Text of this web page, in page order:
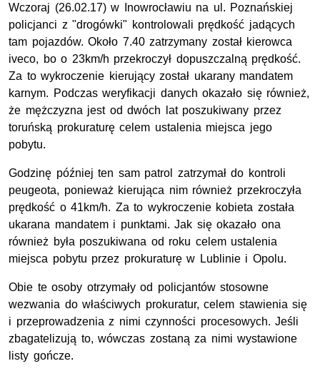
Wczoraj (26.02.17) w Inowrocławiu na ul. Poznańskiej
policjanci z "drogówki" kontrolowali prędkość jadących
tam pojazdów. Około 7.40 zatrzymany został kierowca
iveco, bo o 23km/h przekroczył dopuszczalną prędkość.
Za to wykroczenie kierujący został ukarany mandatem
karnym. Podczas weryfikacji danych okazało się również,
że mężczyzna jest od dwóch lat poszukiwany przez
toruńską prokuraturę celem ustalenia miejsca jego
pobytu.
Godzinę później ten sam patrol zatrzymał do kontroli
peugeota, ponieważ kierująca nim również przekroczyła
prędkość o 41km/h. Za to wykroczenie kobieta została
ukarana mandatem i punktami. Jak się okazało ona
również była poszukiwana od roku celem ustalenia
miejsca pobytu przez prokuraturę w Lublinie i Opolu.
Obie te osoby otrzymały od policjantów stosowne
wezwania do właściwych prokuratur, celem stawienia się
i przeprowadzenia z nimi czynności procesowych. Jeśli
zbagatelizują to, wówczas zostaną za nimi wystawione
listy gończe.